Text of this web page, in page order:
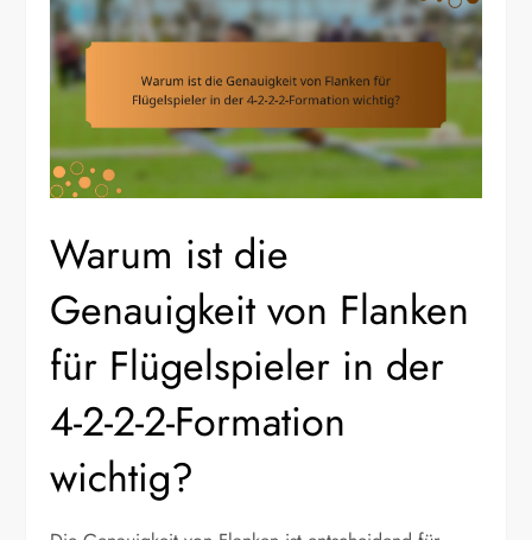
Warum ist die
Genauigkeit von Flanken
für Flügelspieler in der
4-2-2-2-Formation
wichtig?